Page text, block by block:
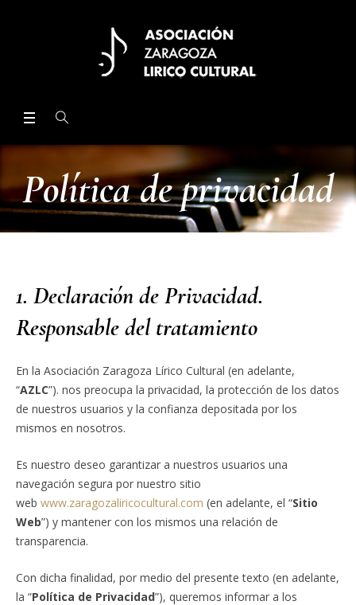
Política de privacidad
1. Declaración de Privacidad.
Responsable del tratamiento
En la Asociación Zaragoza Lírico Cultural (en adelante,
“AZLC”). nos preocupa la privacidad, la protección de los datos
de nuestros usuarios y la confianza depositada por los
mismos en nosotros.
Es nuestro deseo garantizar a nuestros usuarios una
navegación segura por nuestro sitio
web www.zaragozaliricocultural.com (en adelante, el “Sitio
Web”) y mantener con los mismos una relación de
transparencia.
Con dicha finalidad, por medio del presente texto (en adelante,
la “Política de Privacidad”), queremos informar a los